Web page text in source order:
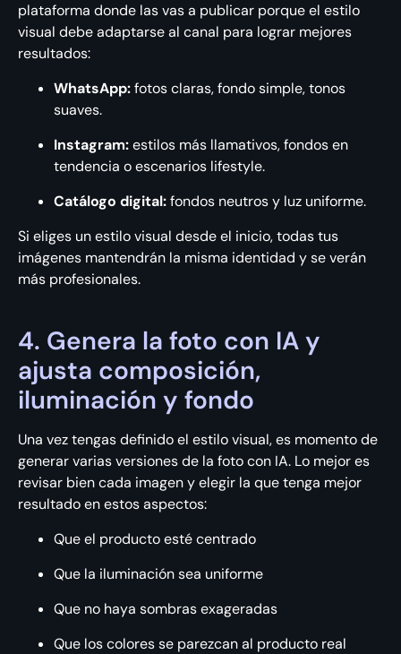
plataforma donde las vas a publicar porque el estilo
visual debe adaptarse al canal para lograr mejores
resultados:
WhatsApp:fotos claras, fondo simple, tonos
suaves.
Instagram:estilos más llamativos, fondos en
tendencia o escenarios lifestyle.
Catálogo digital:fondos neutros y luz uniforme.
Si eliges un estilo visual desde el inicio, todas tus
imágenes mantendrán la misma identidad y se verán
más profesionales.
4. Genera la foto con IA y
ajusta composición,
iluminación y fondo
Una vez tengas definido el estilo visual, es momento de
generar varias versiones de la foto con IA. Lo mejor es
revisar bien cada imagen y elegir la que tenga mejor
resultado en estos aspectos:
Que el producto esté centrado
Que la iluminación sea uniforme
Que no haya sombras exageradas
Que los colores se parezcan al producto real